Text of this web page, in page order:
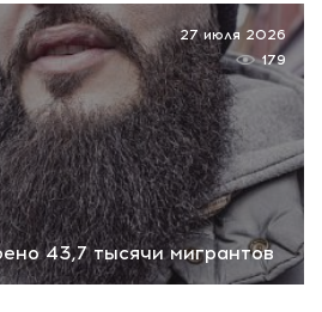
43,7 тысячи мигрантов
27 июля 2026
179